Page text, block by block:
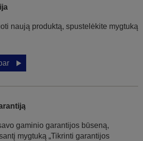
naują produktą, spustelėkite mygtuką
gaminio garantijos būseną,
mygtuką „Tikrinti garantijos